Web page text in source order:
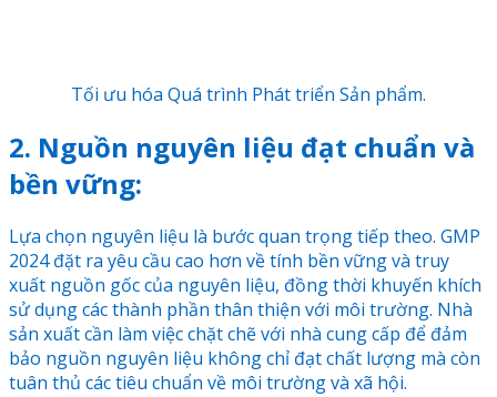
Tối ưu hóa Quá trình Phát triển Sản phẩm.
2. Nguồn nguyên liệu đạt chuẩn và
bền vững:
Lựa chọn nguyên liệu là bước quan trọng tiếp theo. GMP
2024 đặt ra yêu cầu cao hơn về tính bền vững và truy
xuất nguồn gốc của nguyên liệu, đồng thời khuyến khích
sử dụng các thành phần thân thiện với môi trường. Nhà
sản xuất cần làm việc chặt chẽ với nhà cung cấp để đảm
bảo nguồn nguyên liệu không chỉ đạt chất lượng mà còn
tuân thủ các tiêu chuẩn về môi trường và xã hội.